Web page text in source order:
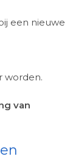
een nieuwe
worden.
van